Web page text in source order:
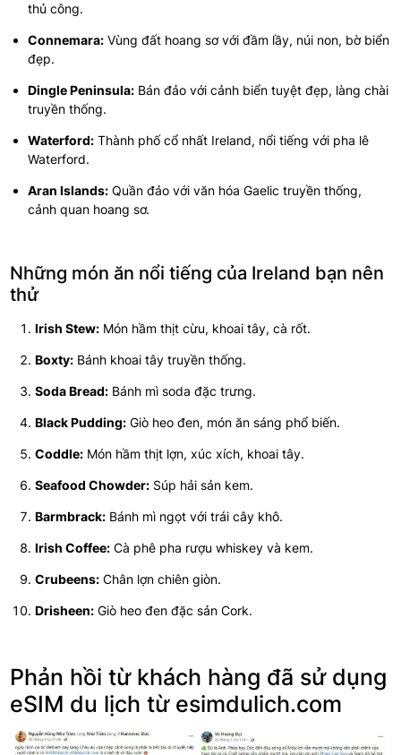
thủ công.
Connemara:Vùng đất hoang sơ với đầm lầy, núi non, bờ biển
đẹp.
Dingle Peninsula:Bán đảo với cảnh biển tuyệt đẹp, làng chài
truyền thống.
Waterford:Thành phố cổ nhất Ireland, nổi tiếng với pha lê
Waterford.
Aran Islands:Quần đảo với văn hóa Gaelic truyền thống,
cảnh quan hoang sơ.
Những món ăn nổi tiếng của Ireland bạn nên
thử
Irish Stew:Món hầm thịt cừu, khoai tây, cà rốt.
Boxty:Bánh khoai tây truyền thống.
Soda Bread:Bánh mì soda đặc trưng.
Black Pudding:Giò heo đen, món ăn sáng phổ biến.
Coddle:Món hầm thịt lợn, xúc xích, khoai tây.
Seafood Chowder:Súp hải sản kem.
Barmbrack:Bánh mì ngọt với trái cây khô.
Irish Coffee:Cà phê pha rượu whiskey và kem.
Crubeens:Chân lợn chiên giòn.
Drisheen:Giò heo đen đặc sản Cork.
Phản hồi từ khách hàng đã sử dụng
eSIM du lịch từ esimdulich.com